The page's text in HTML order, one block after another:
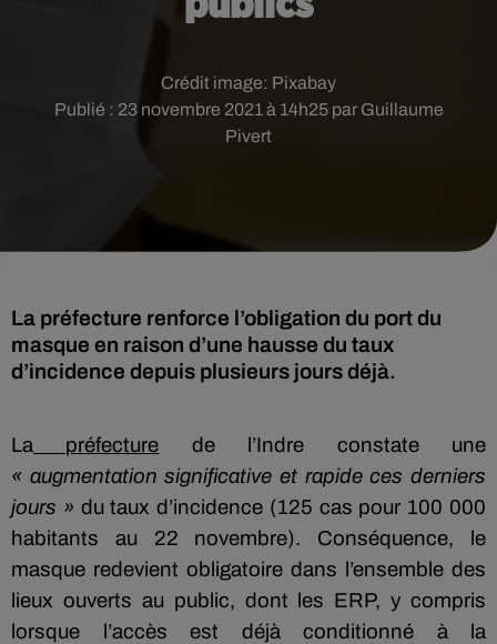
Publié : 23 novembre 2021 à 14h25 par Guillaume
Pivert
Crédit image: Pixabay
La préfecture renforce l’obligation du port du
masque en raison d’une hausse du taux
d’incidence depuis plusieurs jours déjà.
La préfecture de l’Indre constate une
« augmentation significative et rapide ces derniers
jours » du taux d’incidence (125 cas pour 100 000
habitants au 22 novembre). Conséquence, le
masque redevient obligatoire dans l’ensemble des
lieux ouverts au public, dont les ERP, y compris
lorsque l’accès est déjà conditionné à la